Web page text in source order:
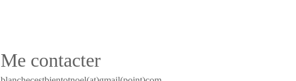
Me contacter